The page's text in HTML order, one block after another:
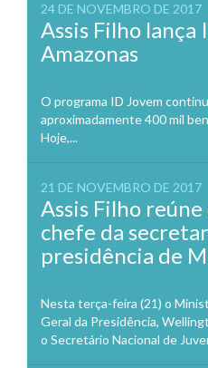
24 DE NOVEMBRO DE 2017
Assis Filho lança
Amazonas
O programa ID Jovem
aproximadamente 400 mil
Hoje,...
21 DE NOVEMBRO DE 2017
Assis Filho
chefe da
presidência de
Nesta terça-feira (21) o
Geral da Presidência,
o Secretário Nacional de